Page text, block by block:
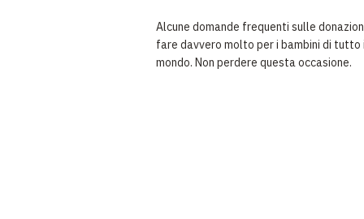
Alcune domande frequenti sulle
fare davvero molto per i bambini di tutto
mondo. Non perdere questa occasione.